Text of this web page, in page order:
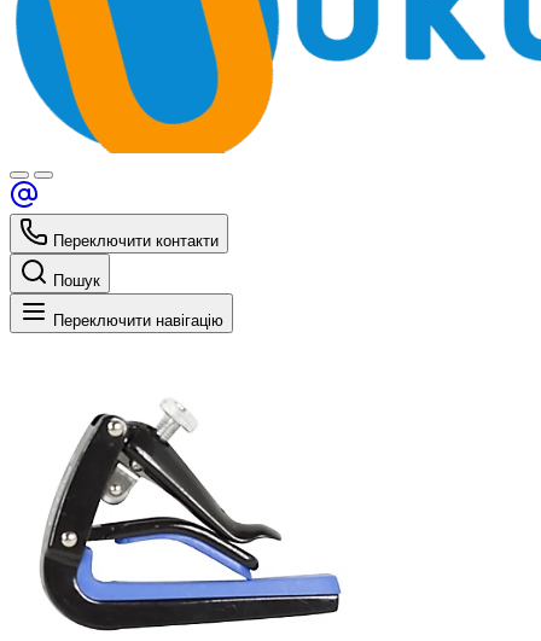
Переключити контакти
Пошук
Переключити навігацію